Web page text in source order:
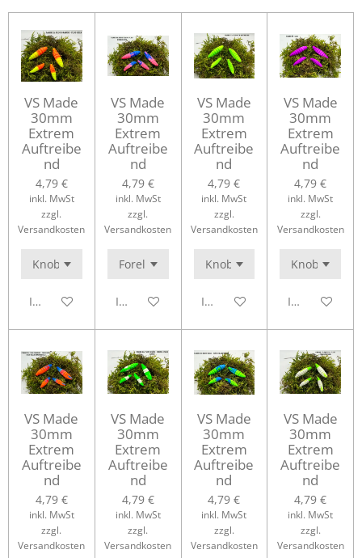
VS Made
30mm
Extrem
Auftreibe
nd
4,79 €
inkl. MwSt
zzgl.
Versandkosten
In den Warenkorb
VS Made
30mm
Extrem
Auftreibe
nd
4,79 €
inkl. MwSt
zzgl.
Versandkosten
In den Warenkorb
VS Made
30mm
Extrem
Auftreibe
nd
4,79 €
inkl. MwSt
zzgl.
Versandkosten
In den Warenkorb
VS Made
30mm
Extrem
Auftreibe
nd
4,79 €
inkl. MwSt
zzgl.
Versandkosten
In den
VS Made
30mm
Extrem
Auftreibe
nd
4,79 €
inkl. MwSt
zzgl.
Versandkosten
VS Made
30mm
Extrem
Auftreibe
nd
4,79 €
inkl. MwSt
zzgl.
Versandkosten
VS Made
30mm
Extrem
Auftreibe
nd
4,79 €
inkl. MwSt
zzgl.
Versandkosten
VS Made
30mm
Extrem
Auftreibe
nd
4,79 €
inkl. MwSt
zzgl.
Versandkosten